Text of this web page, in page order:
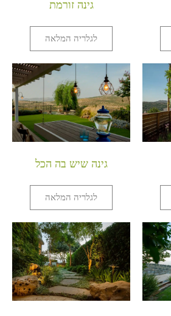
גינה זורמת
לגלריה המלאה
גינה שיש בה הכל
לגלריה המלאה